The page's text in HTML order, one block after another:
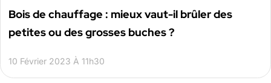
Bois de chauffage : mieux vaut-il brûler des
petites ou des grosses buches ?
10 Février 2023 À 11h30